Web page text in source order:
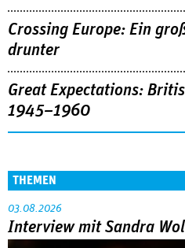
Crossing Europe: Ein
drunter
Great Expectations:
1945–1960
THEMEN
03.08.2026
Interview mit Sandra